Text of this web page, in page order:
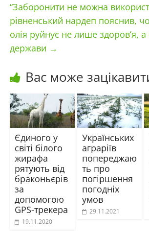
“Заборонити не можна
рівненський нардеп пояснив,
олія руйнує не лише здоров’я,
держави →
Вас може
Єдиного у
світі білого
жирафа
рятують від
браконьєрів
за
допомогою
GPS-трекера
19.11.2020
Українських
аграріїв
попереджаю
ть про
погіршення
погодніх
умов
29.11.2021